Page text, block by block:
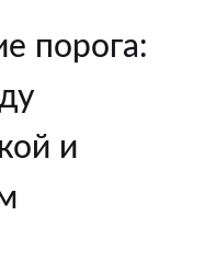
порога:
и